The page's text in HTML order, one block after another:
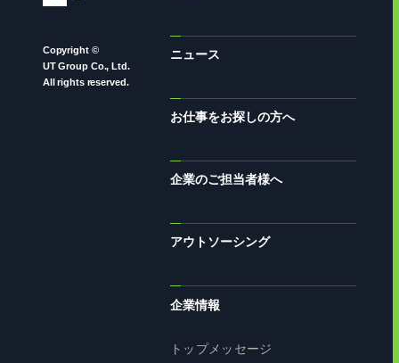
Copyright ©
UT Group Co., Ltd.
All rights reserved.
ニュース
お仕事をお探しの方へ
企業のご担当者様へ
アウトソーシング
企業情報
トップメッセージ